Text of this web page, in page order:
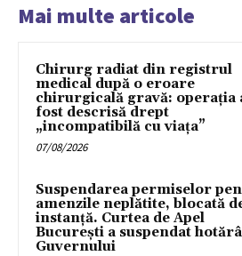
Mai multe articole
Chirurg radiat din registrul
medical după o eroare
chirurgicală gravă: operația
fost descrisă drept
„incompatibilă cu viața”
07/08/2026
Suspendarea permiselor
amenzile neplătite, blocată
instanță. Curtea de Apel
București a suspendat
Guvernului